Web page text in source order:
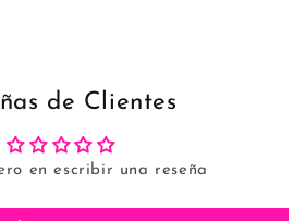
de Clientes
en escribir una reseña